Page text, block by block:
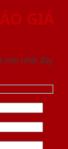
GIÁ
mới nhât đầy